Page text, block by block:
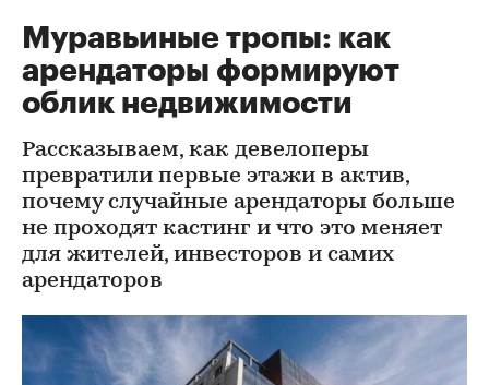
Муравьиные тропы: как
арендаторы формируют
облик недвижимости
Рассказываем, как девелоперы
превратили первые этажи в актив,
почему случайные арендаторы больше
не проходят кастинг и что это меняет
для жителей, инвесторов и самих
арендаторов